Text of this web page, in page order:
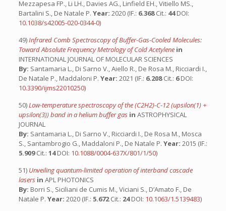
Mezzapesa FP., Li LH., Davies AG., Linfield EH., Vitiello MS.,
Bartalini S., De Natale P. Year: 2020 (IF.: 6.368Cit.: 44DOI:
10.1038/s42005-020-0344-0)
49)Infrared Comb Spectroscopy of Buffer-Gas-Cooled Molecules:
Toward Absolute Frequency Metrology of Cold Acetylene in
INTERNATIONAL JOURNAL OF MOLECULAR SCIENCES
By: Santamaria L., Di Sarno V., Aiello R., De Rosa M., Ricciardi I.,
De Natale P., Maddaloni P. Year: 2021 (IF.: 6.208Cit.: 6DOI:
10.3390/ijms22010250)
50)Low-temperature spectroscopy of the (C2H2)-C-12 (upsilon(1) +
upsilon(3)) band in a helium buffer gas in ASTROPHYSICAL
JOURNAL
By: Santamaria L., Di Sarno V., Ricciardi I., De Rosa M., Mosca
S., Santambrogio G., Maddaloni P., De Natale P. Year: 2015 (IF.:
5.909Cit.: 14DOI: 10.1088/0004-637X/801/1/50)
51) Unveiling quantum-limited operation of interband cascade
lasers in APL PHOTONICS
By: Borri S., Siciliani de Cumis M., Viciani S., D’Amato F., De
Natale P. Year: 2020 (IF.: 5.672Cit.: 24DOI: 10.1063/1.5139483)